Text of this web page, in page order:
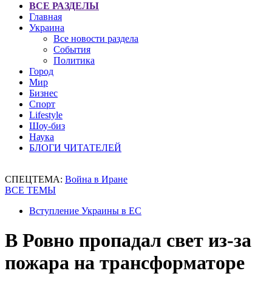
ВСЕ РАЗДЕЛЫ
Главная
Украина
Все новости раздела
События
Политика
Город
Мир
Бизнес
Спорт
Lifestyle
Шоу-биз
Наука
БЛОГИ ЧИТАТЕЛЕЙ
СПЕЦТЕМА: Война в Иране
ВСЕ ТЕМЫ
Вступление Украины в ЕС
В Ровно пропадал свет из-за
пожара на трансформаторе